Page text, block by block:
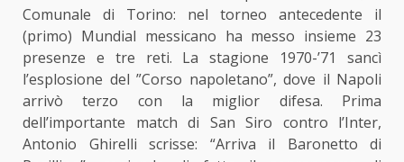
Comunale di Torino: nel torneo antecedente il
(primo) Mundial messicano ha messo insieme 23
presenze e tre reti. La stagione 1970-’71 sancì
l’esplosione del ”Corso napoletano”, dove il Napoli
arrivò terzo con la miglior difesa. Prima
dell’importante match di San Siro contro l’Inter,
Antonio Ghirelli scrisse: “Arriva il Baronetto di